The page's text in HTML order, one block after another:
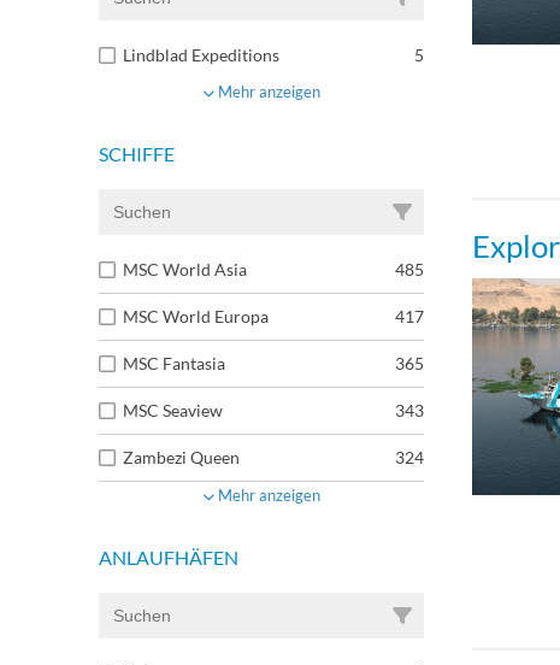
Lindblad Expeditions 5
Mehr anzeigen
SCHIFFE
MSC World Asia 485
MSC World Europa 417
MSC Fantasia 365
MSC Seaview 343
Zambezi Queen 324
Mehr anzeigen
ANLAUFHÄFEN